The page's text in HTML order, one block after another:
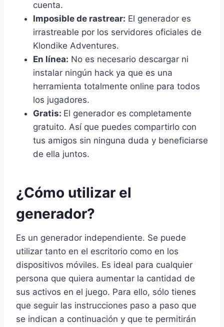
cuenta.
Imposible de rastrear: El generador es
irrastreable por los servidores oficiales de
Klondike Adventures.
En línea: No es necesario descargar ni
instalar ningún hack ya que es una
herramienta totalmente online para todos
los jugadores.
Gratis: El generador es completamente
gratuito. Así que puedes compartirlo con
tus amigos sin ninguna duda y beneficiarse
de ella juntos.
¿Cómo utilizar el
generador?
Es un generador independiente. Se puede
utilizar tanto en el escritorio como en los
dispositivos móviles. Es ideal para cualquier
persona que quiera aumentar la cantidad de
sus activos en el juego. Para ello, sólo tienes
que seguir las instrucciones paso a paso que
se indican a continuación y que te permitirán